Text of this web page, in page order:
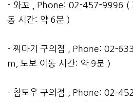
- 와꼬 , Phone: 02-457-9996 (
동 시간: 약 6분 )
- 찌마기 구의점 , Phone: 02-
m, 도보 이동 시간: 약 9분 )
- 참토우 구의점 , Phone: 02-